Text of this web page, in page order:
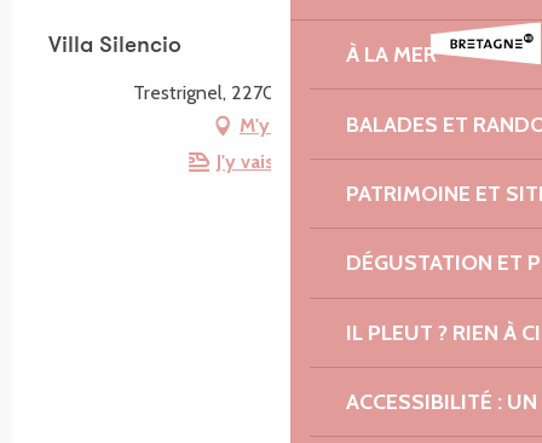
À LA MER
BALADES ET
PATRIMOINE ET
DÉGUSTATION ET
IL PLEUT ? RIEN À
ACCESSIBILITÉ :
Villa Silencio
Trestrignel, 22700 Perros-Guirec
M'y rendre
J'y vais en train !